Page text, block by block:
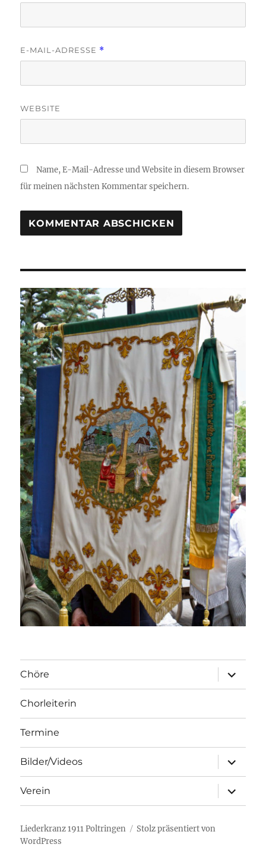
E-MAIL-ADRESSE *
WEBSITE
Name, E-Mail-Adresse und Website in diesem Browser
für meinen nächsten Kommentar speichern.
Chöre
öffnen
Chorleiterin
Termine
Bilder/Videos
öffnen
Verein
öffnen
Liederkranz 1911 Poltringen
Stolz präsentiert von
WordPress